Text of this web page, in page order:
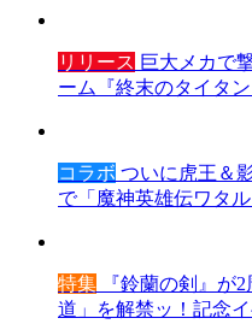
リリース 巨大メカで
ーム『終末のタイタ
コラボ ついに虎王＆
で「魔神英雄伝ワタ
特集 『鈴蘭の剣』が
道」を解禁ッ！記念